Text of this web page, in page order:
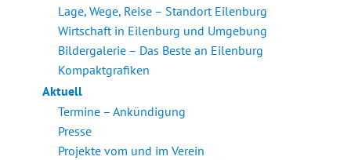
Lage, Wege, Reise – Standort Eilenburg
Wirtschaft in Eilenburg und Umgebung
Bildergalerie – Das Beste an Eilenburg
Kompaktgrafiken
Aktuell
Termine – Ankündigung
Presse
Projekte vom und im Verein